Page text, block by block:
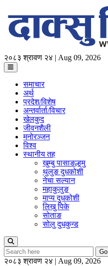
२०८३ श्रावण २४ | Aug 09, 2026
समाचार
अर्थ
प्रदेश/विशेष
अन्तर्वार्ता/विचार
खेलकुद
जीवनशैली
मनोरञ्जन
विश्व
स्थानीय तह
खुम्बु पासाङल्हमु
थुलुङ दुधकोशी
नेचा सल्यान
महाकुलुङ
माप्य दुधकोशी
लिखु पिके
सोताङ
सोलु दुधकुन्ड
Go
२०८३ श्रावण २४ | Aug 09, 2026